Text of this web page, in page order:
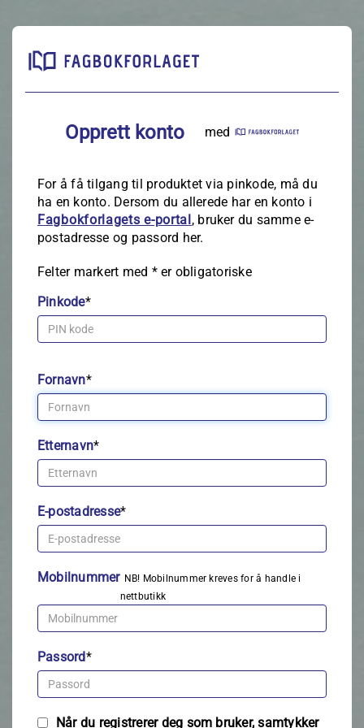
Opprett konto med
For å få tilgang til produktet via pinkode, må du
ha en konto. Dersom du allerede har en konto i
Fagbokforlagets e‑portal, bruker du samme e-
postadresse og passord her.
Felter markert med *er obligatoriske
Pinkode*
Fornavn*
Etternavn*
E-postadresse*
Mobilnummer NB! Mobilnummer kreves for å handle i
nettbutikk
Passord*
Når du registrerer deg som bruker, samtykker